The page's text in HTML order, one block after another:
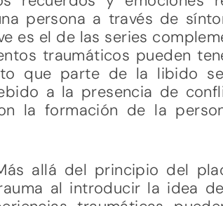
persona a través de
es el de las series
traumáticos pueden
que parte de la libido
a la presencia de
la formación de la
allá del principio del
al introducir la idea